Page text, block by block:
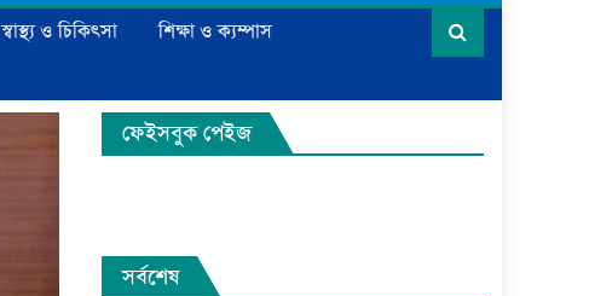
স্বাস্থ্য ও চিকিৎসা
শিক্ষা ও ক্যম্পাস
ফেইসবুক পেইজ
সর্বশেষ